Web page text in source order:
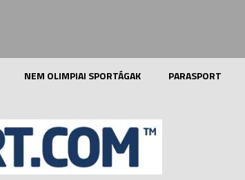
NEM OLIMPIAI SPORTÁGAK PARASPORT